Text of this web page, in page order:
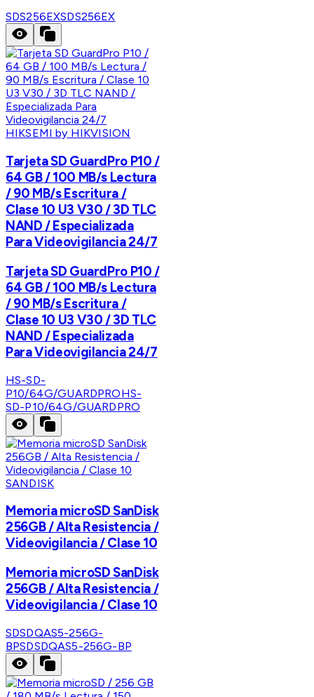
SDS256EXSDS256EX
HIKSEMI by HIKVISION
Tarjeta SD GuardPro P10 /
64 GB / 100 MB/s Lectura
/ 90 MB/s Escritura /
Clase 10 U3 V30 / 3D TLC
NAND / Especializada
Para Videovigilancia 24/7
Tarjeta SD GuardPro P10 /
64 GB / 100 MB/s Lectura
/ 90 MB/s Escritura /
Clase 10 U3 V30 / 3D TLC
NAND / Especializada
Para Videovigilancia 24/7
HS-SD-
P10/64G/GUARDPROHS-
SD-P10/64G/GUARDPRO
SANDISK
Memoria microSD SanDisk
256GB / Alta Resistencia /
Videovigilancia / Clase 10
Memoria microSD SanDisk
256GB / Alta Resistencia /
Videovigilancia / Clase 10
SDSDQAS5-256G-
BPSDSDQAS5-256G-BP